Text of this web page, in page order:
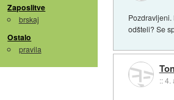
Zaposlitve
brskaj
Ostalo
pravila
Pozdravljeni.
odšteli? Se
::4.